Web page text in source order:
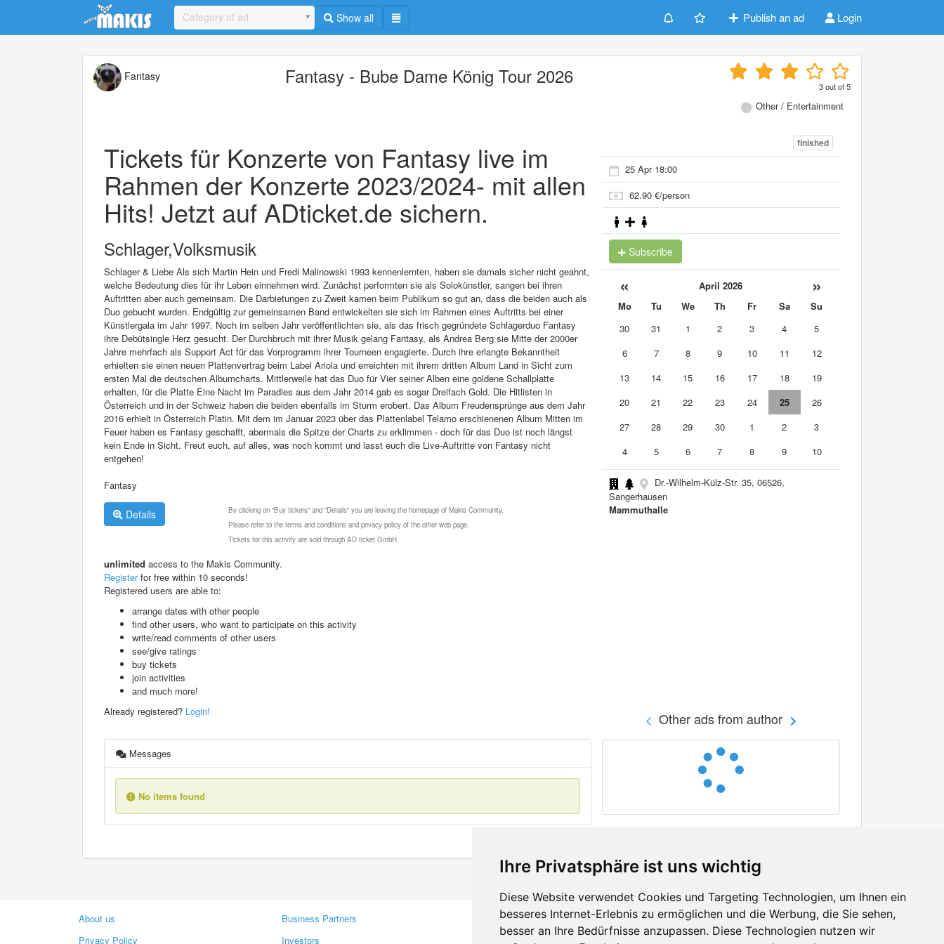
Ihre Privatsphäre ist uns wichtig
Diese Website verwendet Cookies und Targeting Technologien, um Ihnen ein
besseres Internet-Erlebnis zu ermöglichen und die Werbung, die Sie sehen,
besser an Ihre Bedürfnisse anzupassen. Diese Technologien nutzen wir
Update cookies preferences
Category of ad Show all Publish an ad Login
Fantasy Fantasy - Bube Dame König Tour 2026 3out of5
Other / Entertainment
Tickets für Konzerte von Fantasy live im
Rahmen der Konzerte 2023/2024- mit allen
Hits! Jetzt auf ADticket.de sichern.
Schlager,Volksmusik
Schlager & Liebe Als sich Martin Hein und Fredi Malinowski 1993 kennenlernten, haben sie damals sicher nicht geahnt,
welche Bedeutung dies für ihr Leben einnehmen wird. Zunächst performten sie als Solokünstler, sangen bei ihren
Auftritten aber auch gemeinsam. Die Darbietungen zu Zweit kamen beim Publikum so gut an, dass die beiden auch als
Duo gebucht wurden. Endgültig zur gemeinsamen Band entwickelten sie sich im Rahmen eines Auftritts bei einer
Künstlergala im Jahr 1997. Noch im selben Jahr veröffentlichten sie, als das frisch gegründete Schlagerduo Fantasy
ihre Debütsingle Herz gesucht. Der Durchbruch mit ihrer Musik gelang Fantasy, als Andrea Berg sie Mitte der 2000er
Jahre mehrfach als Support Act für das Vorprogramm ihrer Tourneen engagierte. Durch ihre erlangte Bekanntheit
erhielten sie einen neuen Plattenvertrag beim Label Ariola und erreichten mit ihrem dritten Album Land in Sicht zum
ersten Mal die deutschen Albumcharts. Mittlerweile hat das Duo für Vier seiner Alben eine goldene Schallplatte
erhalten, für die Platte Eine Nacht im Paradies aus dem Jahr 2014 gab es sogar Dreifach Gold. Die Hitlisten in
Österreich und in der Schweiz haben die beiden ebenfalls im Sturm erobert. Das Album Freudensprünge aus dem Jahr
2016 erhielt in Österreich Platin. Mit dem im Januar 2023 über das Plattenlabel Telamo erschienenen Album Mitten im
Feuer haben es Fantasy geschafft, abermals die Spitze der Charts zu erklimmen - doch für das Duo ist noch längst
kein Ende in Sicht. Freut euch, auf alles, was noch kommt und lasst euch die Live-Auftritte von Fantasy nicht
entgehen!
Fantasy
Details
By clicking on "Buy tickets" and "Details" you are leaving the homepage of Makis Community.
Please refer to the terms and conditions and privacy policy of the other web page.
Tickets for this activity are sold through AD ticket GmbH.
unlimited access to the Makis Community.
Registerfor free within 10 seconds!
Registered users are able to:
arrange dates with other people
find other users, who want to participate on this activity
write/read comments of other users
see/give ratings
buy tickets
join activities
and much more!
Already registered? Login!
Messages
No items found
finished
25 Apr 18:00
62.90 €/person
Subscribe
« April 2026 »
Mo Tu We Th Fr Sa
Su
30
31 1 2 3 4
5
6
7 8 9 10 11
12
13
14 15 16 17 18
19
20
21 22 23 24 25
26
27
28 29 30 1 2
3
4
5 6 7 8 9 10
Dr.-Wilhelm-Külz-Str. 35, 06526,
Sangerhausen
Mammuthalle
Other ads from author
About us
Privacy Policy
Business Partners
Investors
Contacts
Feedback
Facebook
Twitter